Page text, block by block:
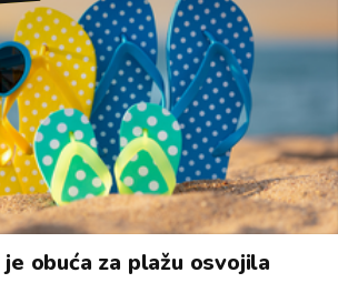
je obuća za plažu osvojila